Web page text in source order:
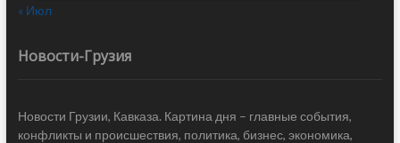
« Июл
Новости-Грузия
Новости Грузии, Кавказа. Картина дня – главные события,
конфликты и происшествия, политика, бизнес, экономика,